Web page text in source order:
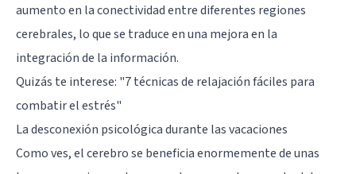
aumento en la conectividad entre diferentes regiones
cerebrales, lo que se traduce en una mejora en la
integración de la información.
Quizás te interese: "7 técnicas de relajación fáciles para
combatir el estrés"
La desconexión psicológica durante las vacaciones
Como ves, el cerebro se beneficia enormemente de unas